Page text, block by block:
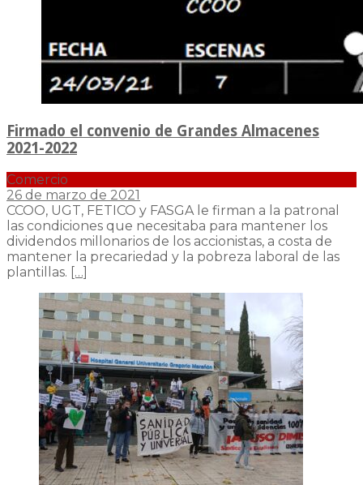
Firmado el convenio de Grandes Almacenes
2021-2022
Comercio
26 de marzo de 2021
CCOO, UGT, FETICO y FASGA le firman a la patronal
las condiciones que necesitaba para mantener los
dividendos millonarios de los accionistas, a costa de
mantener la precariedad y la pobreza laboral de las
plantillas. […]